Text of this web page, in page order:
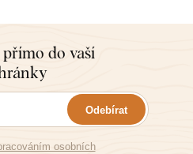
do vaší
Odebírat
osobních